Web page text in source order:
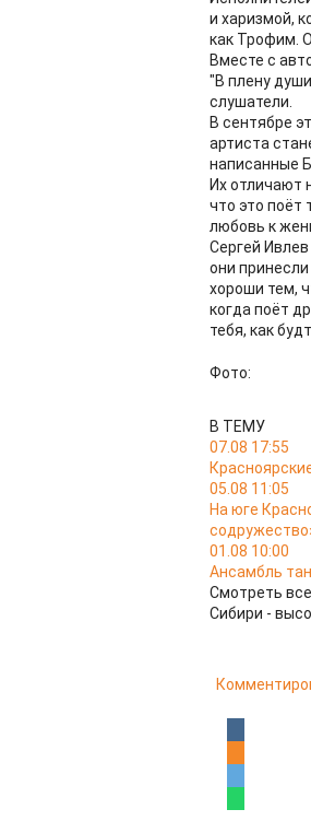
и харизмой,
как Трофим.
Вместе с
"В плену
слушатели.
В сентябре
артиста
написанные
Их отличают
что это поёт
любовь к
Сергей
они
хороши тем,
когда поёт
тебя, как
Фото:
В ТЕМУ
07.08 17:55
05.08 11:05
На юге
01.08 10:00
Ансамбль
Смотреть
Сибири -